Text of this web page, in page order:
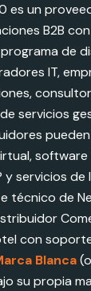
es un
B2B
de
IT,
servicios
software
y servicios de
técnico de
con
Blanca
su propia